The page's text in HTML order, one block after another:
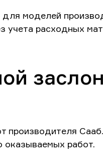
моделей
учета расходных
производителя
оказываемых работ.